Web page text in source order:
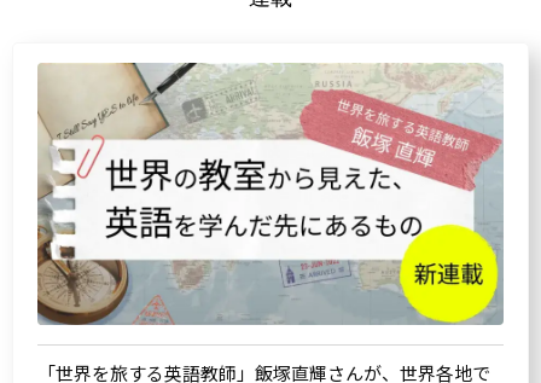
「世界を旅する英語教師」飯塚直輝さんが、世界各地で